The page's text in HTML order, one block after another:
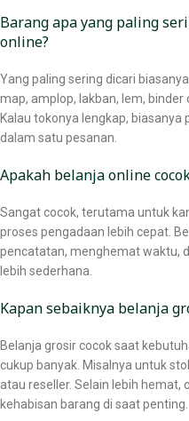
Barang apa yang paling
online?
Yang paling sering dicari
map, amplop, lakban, lem, binder
Kalau tokonya lengkap,
dalam satu pesanan.
Apakah belanja online
Sangat cocok, terutama untuk
proses pengadaan lebih cepat.
pencatatan, menghemat waktu,
lebih sederhana.
Kapan sebaiknya belanja
Belanja grosir cocok saat
cukup banyak. Misalnya untuk
atau reseller. Selain lebih hemat,
kehabisan barang di saat penting.